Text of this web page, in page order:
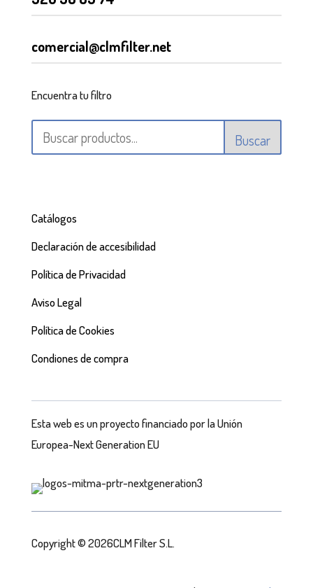
comercial@clmfilter.net
Encuentra tu filtro
Buscar
Catálogos
Declaración de accesibilidad
Política de Privacidad
Aviso Legal
Política de Cookies
Condiones de compra
Esta web es un proyecto financiado por la Unión
Europea-Next Generation EU
Copyright © 2026CLM Filter S.L.